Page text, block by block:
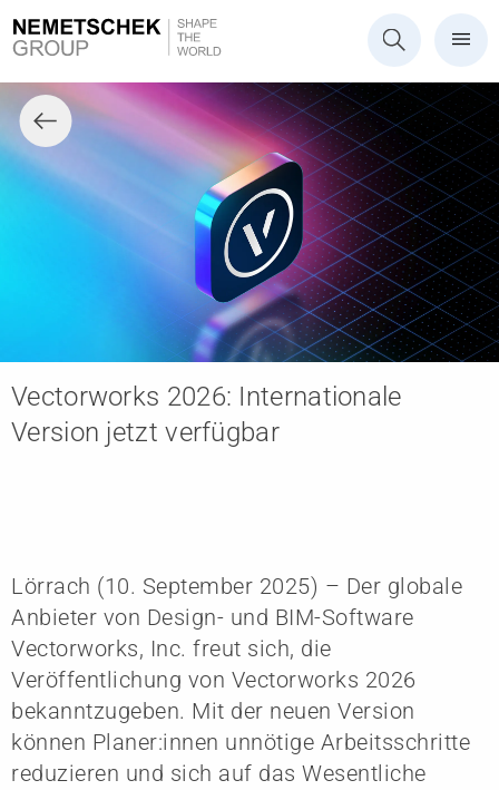
Vectorworks 2026: Internationale
Version jetzt verfügbar
Lörrach (10. September 2025) – Der globale
Anbieter von Design- und BIM-Software
Vectorworks, Inc. freut sich, die
Veröffentlichung von Vectorworks 2026
bekanntzugeben. Mit der neuen Version
können Planer:innen unnötige Arbeitsschritte
reduzieren und sich auf das Wesentliche